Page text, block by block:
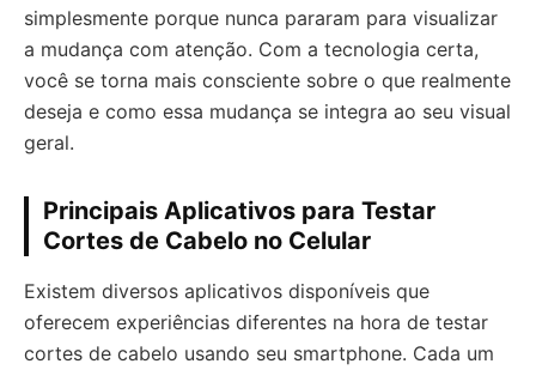
simplesmente porque nunca pararam para visualizar
a mudança com atenção. Com a tecnologia certa,
você se torna mais consciente sobre o que realmente
deseja e como essa mudança se integra ao seu visual
geral.
Principais Aplicativos para Testar
Cortes de Cabelo no Celular
Existem diversos aplicativos disponíveis que
oferecem experiências diferentes na hora de testar
cortes de cabelo usando seu smartphone. Cada um